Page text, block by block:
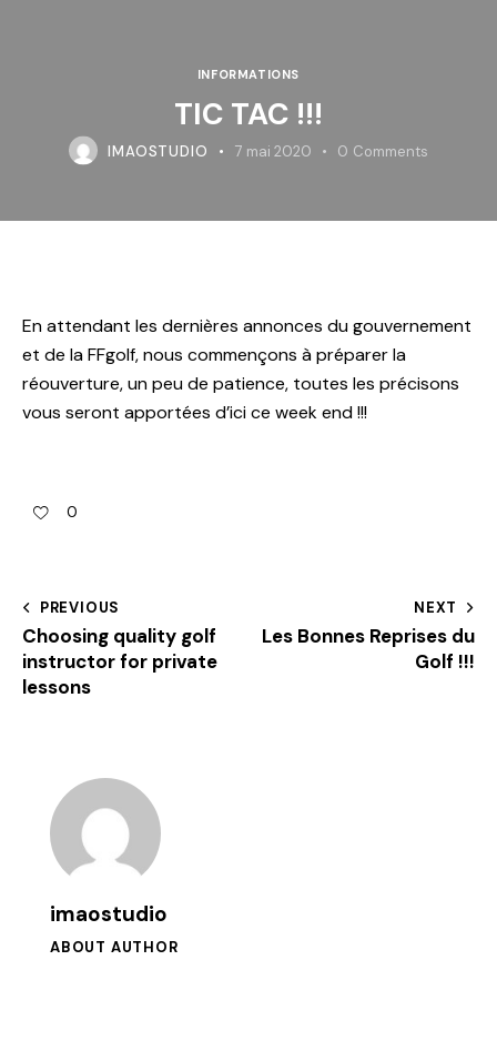
INFORMATIONS
TIC TAC !!!
IMAOSTUDIO 7 mai 2020 0 Comments
En attendant les dernières annonces du gouvernement
et de la FFgolf, nous commençons à préparer la
réouverture, un peu de patience, toutes les précisons
vous seront apportées d’ici ce week end !!!
0
PREVIOUS
Choosing quality golf
instructor for private
lessons
NEXT
Les Bonnes Reprises du
Golf !!!
imaostudio
ABOUT AUTHOR